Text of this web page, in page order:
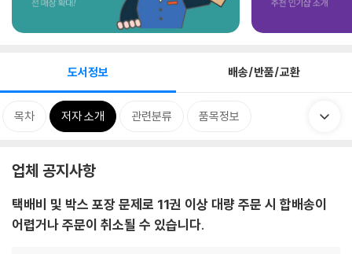
도서정보 배송/반품/교환
목차 저자 소개 관련분류 품목정보
업체 공지사항
택배비 및 박스 포장 문제로 11권 이상 대량 주문 시 합배송이
어렵거나 주문이 취소될 수 있습니다.